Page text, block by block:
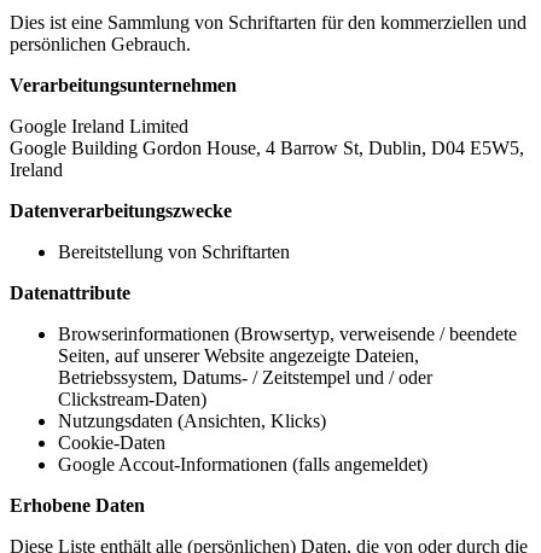
Dies ist eine Sammlung von Schriftarten für den kommerziellen und
persönlichen Gebrauch.
Verarbeitungsunternehmen
Google Ireland Limited
Google Building Gordon House, 4 Barrow St, Dublin, D04 E5W5,
Ireland
Datenverarbeitungszwecke
Bereitstellung von Schriftarten
Datenattribute
Browserinformationen (Browsertyp, verweisende / beendete
Seiten, auf unserer Website angezeigte Dateien,
Betriebssystem, Datums- / Zeitstempel und / oder
Clickstream-Daten)
Nutzungsdaten (Ansichten, Klicks)
Cookie-Daten
Google Accout-Informationen (falls angemeldet)
Erhobene Daten
Diese Liste enthält alle (persönlichen) Daten, die von oder durch die